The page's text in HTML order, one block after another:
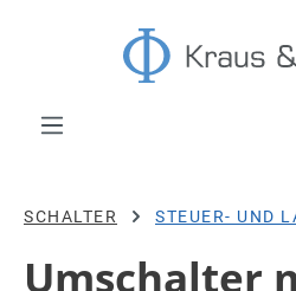
Zum Hauptinhalt springen
SCHALTER STEUER- UND
Umschalter